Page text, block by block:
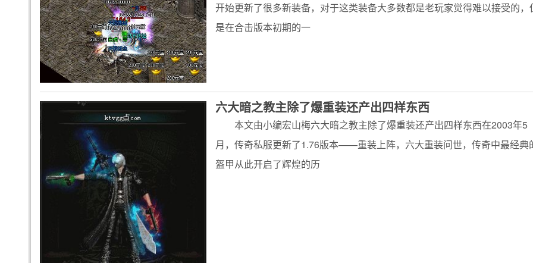
开始更新了很多新装备，对于这类装备大多数都是老玩家觉得难以接受的，
是在合击版本初期的一
六大暗之教主除了爆重装还产出四样东西
本文由小编宏山梅六大暗之教主除了爆重装还产出四样东西在2003年5
月，传奇私服更新了1.76版本——重装上阵，六大重装问世，传奇中最经典
盔甲从此开启了辉煌的历